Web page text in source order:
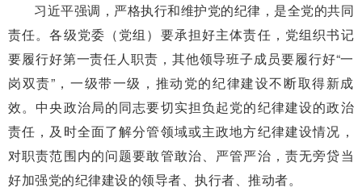
习近平强调，严格执行和维护党的纪律，是全党的共同
责任。各级党委（党组）要承担好主体责任，党组织书记
要履行好第一责任人职责，其他领导班子成员要履行好“一
岗双责”，一级带一级，推动党的纪律建设不断取得新成
效。中央政治局的同志要切实担负起党的纪律建设的政治
责任，及时全面了解分管领域或主政地方纪律建设情况，
对职责范围内的问题要敢管敢治、严管严治，责无旁贷当
好加强党的纪律建设的领导者、执行者、推动者。